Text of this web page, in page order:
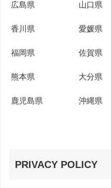
広島県 山口県
香川県 愛媛県
福岡県 佐賀県
熊本県 大分県
鹿児島県 沖縄県
PRIVACY POLICY